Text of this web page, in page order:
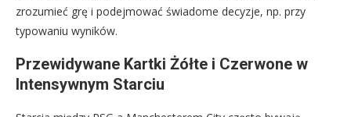
zrozumieć grę i podejmować świadome decyzje, np. przy
typowaniu wyników.
Przewidywane Kartki Żółte i Czerwone w
Intensywnym Starciu